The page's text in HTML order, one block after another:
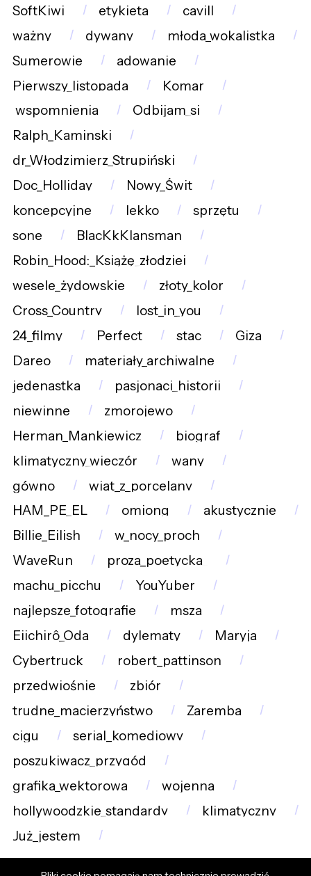
SoftKiwi
etykieta
cavill
ważny
dywany
młoda_wokalistka
Sumerowie
adowanie
Pierwszy_listopada
Komar
wspomnienia
Odbijam_si
Ralph_Kaminski
dr_Włodzimierz_Strupiński
Doc_Holliday
Nowy_Świt
koncepcyjne
lekko
sprzętu
sone
BlacKkKlansman
Robin_Hood:_Książę_złodziei
wesele_żydowskie
złoty_kolor
Cross_Country
lost_in_you
24_filmy
Perfect stac
Giza
Dareo
materiały_archiwalne
jedenastka
pasjonaci_historii
niewinne
zmorojewo
Herman_Mankiewicz
biograf
klimatyczny_wieczór
wany
gówno
wiat_z_porcelany
HAM_PE_EL
omiong
akustycznie
Billie_Eilish
w_nocy_proch
WaveRun
proza_poetycka_
machu_picchu
YouYuber
najlepsze_fotografie
msza
Eiichirô_Oda
dylematy
Maryja
Cybertruck
robert_pattinson
przedwiośnie
zbiór
trudne_macierzyństwo
Zaremba
cigu
serial_komediowy
poszukiwacz_przygód
grafika_wektorowa
wojenna
hollywoodzkie_standardy
klimatyczny
Już_jestem